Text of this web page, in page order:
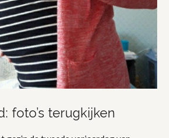
foto’s terugkijken